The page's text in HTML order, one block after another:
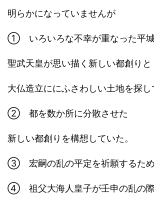
明らかになっていませんが
① いろいろな不幸が重なった平
聖武天皇が思い描く新しい都創りと
大仏造立ににふさわしい土地を探し
② 都を数か所に分散させた
新しい都創りを構想していた。
③ 宏嗣の乱の平定を祈願するため
④ 祖父大海人皇子が壬申の乱の